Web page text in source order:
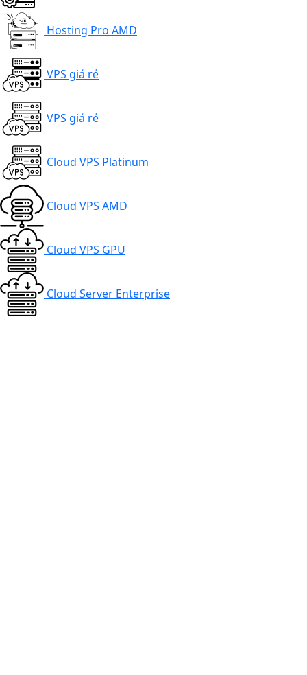
Hosting Pro AMD
VPS giá rẻ
VPS giá rẻ
Cloud VPS Platinum
Cloud VPS AMD
Cloud VPS GPU
Cloud Server Enterprise